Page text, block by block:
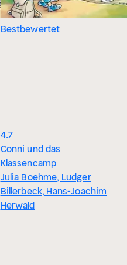
Bestbewertet
4.7
Conni und das
Klassencamp
Julia Boehme, Ludger
Billerbeck, Hans-Joachim
Herwald